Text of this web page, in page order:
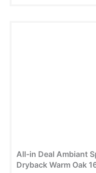
All-in Deal Ambiant
Dryback Warm Oak